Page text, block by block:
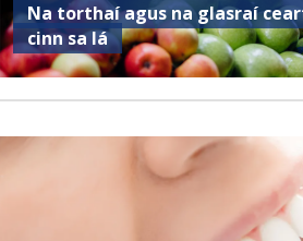
Na torthaí agus na glasraí
cinn sa lá